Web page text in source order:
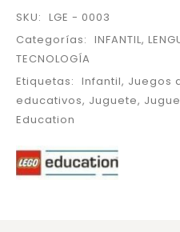
SKU: LGE - 0003
Categorías: INFANTIL,
TECNOLOGÍA
Etiquetas: Infantil, Juegos
educativos, Juguete,
Education